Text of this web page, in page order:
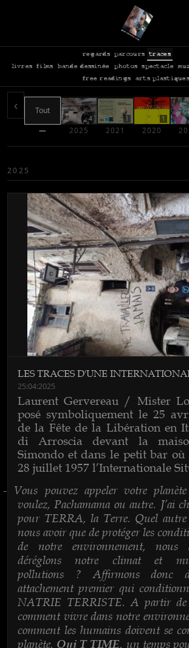
regards parcours
traces
livres
films bande dessinée photos spectacle
free readings
arts plastiques
‹ Tout
—
4
2025
1
2021
1
2020
2025
LES TRACES D'UNE
25:04:2025
Laurent Gervereau / Mister
posé symboliquement le 25
de la Fête de la Libération en
di Arroscia devant la
Simondo et dans le petit bar où
28 juillet 1957 l’Internationale
- Vous pouvez appeler votre
voulez, Pachamama ou autre. J’ai
pour TERRA, la Terre. Quel
nous avoir que de protéger les
de notre environnement, nous
déréglons notre climat et
pollutions ? Affirmons donc
attachement premier qui
NATRIE TERRISTE. A partir de
comment vivre dans notre
comment les humains doivent se
planète. Oui T TIME, un temps